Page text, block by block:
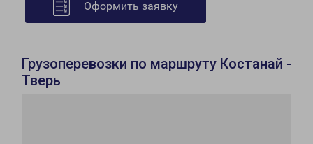
Оформить заявку
Грузоперевозки по маршруту Костанай -
Тверь